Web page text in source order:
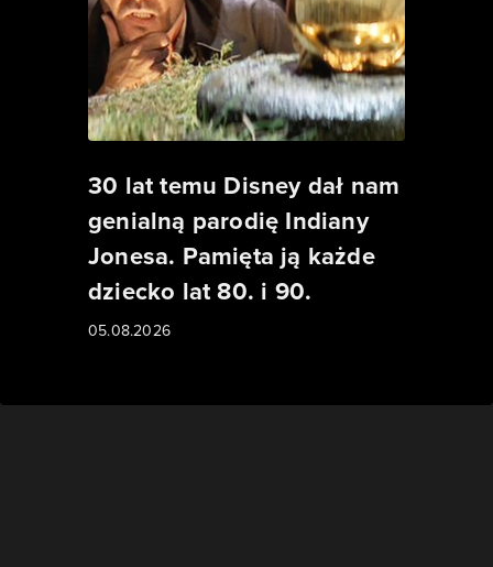
30 lat temu Disney dał nam
genialną parodię Indiany
Jonesa. Pamięta ją każde
dziecko lat 80. i 90.
05.08.2026